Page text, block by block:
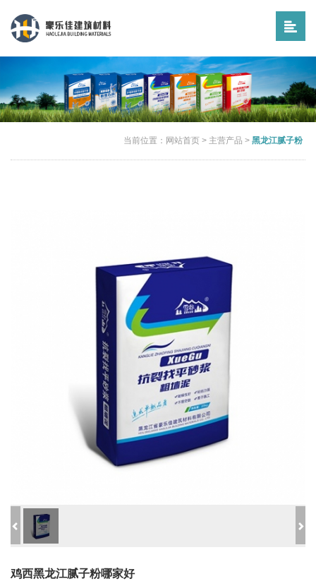
当前位置： 网站首页 > 主营产品 > 黑龙江腻子粉
鸡西黑龙江腻子粉哪家好